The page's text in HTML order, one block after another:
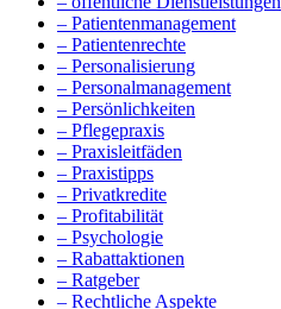
– Patientenmanagement
– Patientenrechte
– Personalisierung
– Personalmanagement
– Persönlichkeiten
– Pflegepraxis
– Praxisleitfäden
– Praxistipps
– Privatkredite
– Profitabilität
– Psychologie
– Rabattaktionen
– Ratgeber
– Rechtliche Aspekte